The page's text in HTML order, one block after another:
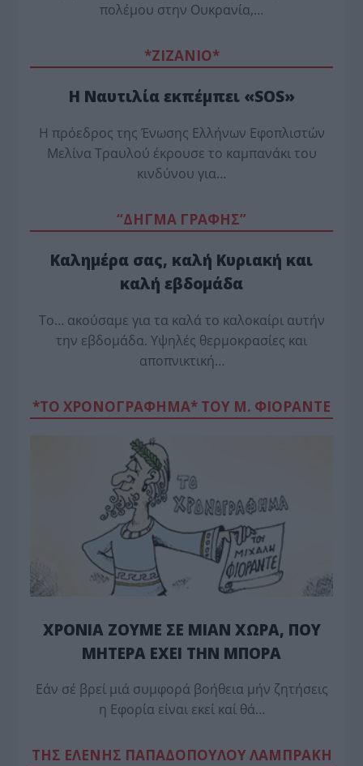
πολέμου στην Ουκρανία,…
*ZΙΖΑΝΙΟ*
Η Ναυτιλία εκπέμπει «SOS»
Η πρόεδρος της Ένωσης Ελλήνων Εφοπλιστών
Μελίνα Τραυλού έ­κρουσε το καμπανάκι του
κινδύνου για…
“ΔΗΓΜΑ ΓΡΑΦΗΣ”
Καλημέρα σας, καλή Κυριακή και
καλή εβδομάδα
Το… ακούσαμε για τα καλά το καλοκαίρι αυτήν
την εβδομάδα. Υψηλές θερμοκρασίες και
αποπνικτική…
*ΤΟ ΧΡΟΝΟΓΡΑΦΗΜΑ* ΤΟΥ Μ. ΦΙΟΡΆΝΤΕ
ΧΡΟΝΙΑ ΖΟΥΜΕ ΣΕ ΜΙΑΝ ΧΩΡΑ, ΠΟΥ
ΜΗΤΕΡΑ ΕΧΕΙ ΤΗΝ ΜΠΟΡΑ
Εάν σέ βρεί μιά συμφορά βοήθεια μήν ζητήσεις
η Εφορία είναι εκεί καί θά…
TΗΣ ΕΛΕΝΗΣ ΠΑΠΑΔΟΠΟΥΛΟΥ ΛΑΜΠΡΑΚΗ